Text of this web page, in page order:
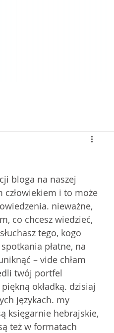
bloga na naszej
człowiekiem i to może
nieważne,
co chcesz wiedzieć,
tego, kogo
płatne, na
– vide chłam
twój portfel
okładką. dzisiaj
językach. my
księgarnie hebrajskie,
też w formatach